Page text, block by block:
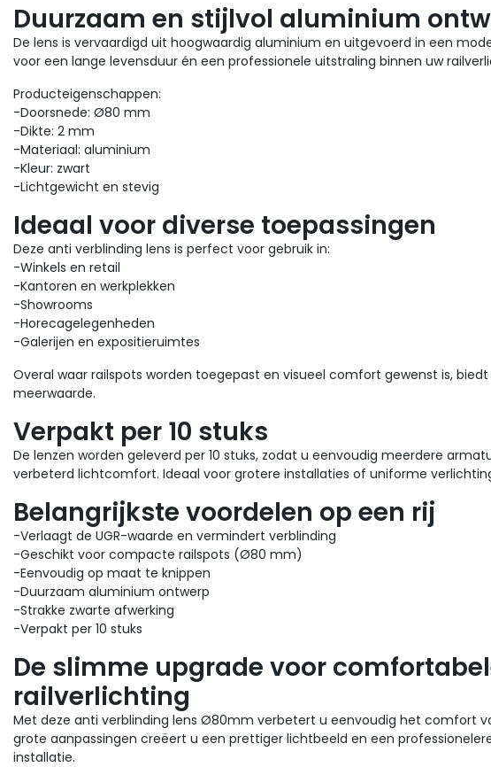
Duurzaam en stijlvol aluminium
De lens is vervaardigd uit hoogwaardig aluminium en uitgevoerd in een
voor een lange levensduur én een professionele uitstraling binnen uw
Producteigenschappen:
-Doorsnede: Ø80 mm
-Dikte: 2 mm
-Materiaal: aluminium
-Kleur: zwart
-Lichtgewicht en stevig
Ideaal voor diverse toepassingen
Deze anti verblinding lens is perfect voor gebruik in:
-Winkels en retail
-Kantoren en werkplekken
-Showrooms
-Horecagelegenheden
-Galerijen en expositieruimtes
Overal waar railspots worden toegepast en visueel comfort gewenst is, biedt
meerwaarde.
Verpakt per 10 stuks
De lenzen worden geleverd per 10 stuks, zodat u eenvoudig meerdere
verbeterd lichtcomfort. Ideaal voor grotere installaties of uniforme
Belangrijkste voordelen op een rij
-Verlaagt de UGR-waarde en vermindert verblinding
-Geschikt voor compacte railspots (Ø80 mm)
-Eenvoudig op maat te knippen
-Duurzaam aluminium ontwerp
-Strakke zwarte afwerking
-Verpakt per 10 stuks
De slimme upgrade voor
railverlichting
Met deze anti verblinding lens Ø80mm verbetert u eenvoudig het comfort
grote aanpassingen creëert u een prettiger lichtbeeld en een
installatie.